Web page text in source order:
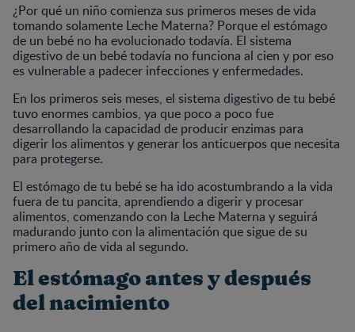
¿Por qué un niño comienza sus primeros meses de vida
tomando solamente Leche Materna? Porque el estómago
de un bebé no ha evolucionado todavía. El sistema
digestivo de un bebé todavía no funciona al cien y por eso
es vulnerable a padecer infecciones y enfermedades.
En los primeros seis meses, el sistema digestivo de tu bebé
tuvo enormes cambios, ya que poco a poco fue
desarrollando la capacidad de producir enzimas para
digerir los alimentos y generar los anticuerpos que necesita
para protegerse.
El estómago de tu bebé se ha ido acostumbrando a la vida
fuera de tu pancita, aprendiendo a digerir y procesar
alimentos, comenzando con la Leche Materna y seguirá
madurando junto con la alimentación que sigue de su
primero año de vida al segundo.
El estómago antes y después
del nacimiento